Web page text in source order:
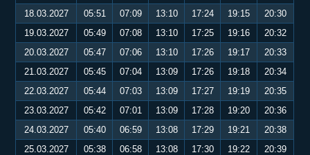
18.03.2027
05:51 07:09 13:10 17:24 19:15
20:30
19.03.2027
05:49 07:08 13:10 17:25 19:16
20:32
20.03.2027
05:47 07:06 13:10 17:26 19:17
20:33
21.03.2027
05:45 07:04 13:09 17:26 19:18
20:34
22.03.2027
05:44 07:03 13:09 17:27 19:19
20:35
23.03.2027
05:42 07:01 13:09 17:28 19:20
20:36
24.03.2027
05:40 06:59 13:08 17:29 19:21
20:38
25.03.2027
05:38 06:58 13:08 17:30 19:22
20:39